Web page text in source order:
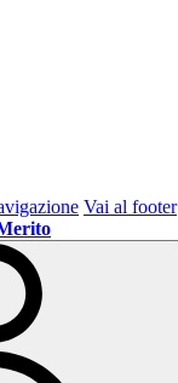
Vai al footer